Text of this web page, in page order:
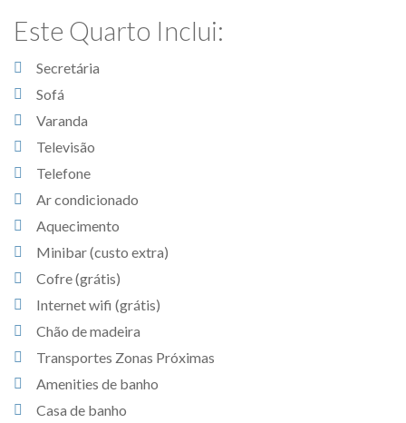
Este Quarto Inclui:
Secretária
Sofá
Varanda
Televisão
Telefone
Ar condicionado
Aquecimento
Minibar (custo extra)
Cofre (grátis)
Internet wifi (grátis)
Chão de madeira
Transportes Zonas Próximas
Amenities de banho
Casa de banho